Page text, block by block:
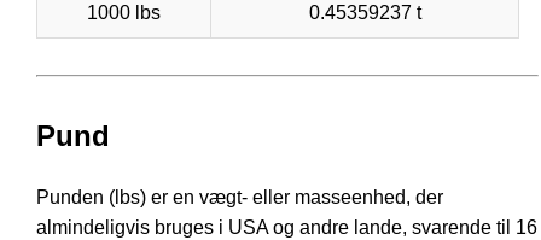
1000 lbs 0.45359237 t
Pund
Punden (lbs) er en vægt- eller masseenhed, der
almindeligvis bruges i USA og andre lande, svarende til 16